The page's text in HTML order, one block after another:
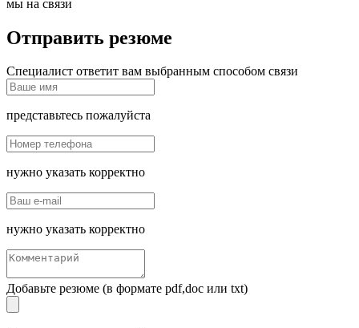
мы на связи
Отправить резюме
Специалист ответит вам выбранным способом связи
представьтесь пожалуйста
нужно указать корректно
нужно указать корректно
Добавьте резюме (в формате pdf,doc или txt)